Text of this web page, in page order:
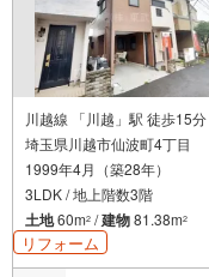
川越線 「川越」駅 徒歩15分
埼玉県川越市仙波町4丁目
1999年4月（築28年）
3LDK / 地上階数3階
土地60m2 /建物81.38m2
リフォーム